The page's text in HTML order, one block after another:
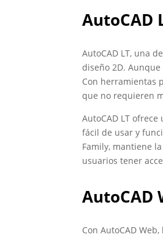
AutoCAD
AutoCAD LT, una
diseño 2D.
Con herramientas
que no requieren
AutoCAD LT
fácil de usar y
Family, mantiene
usuarios tener
AutoCAD
Con AutoCAD